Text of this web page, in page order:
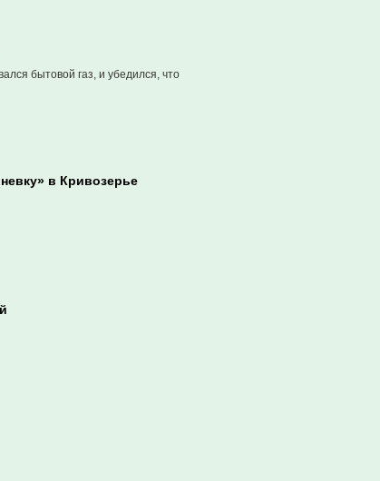
бытовой газ, и убедился, что
в Кривозерье